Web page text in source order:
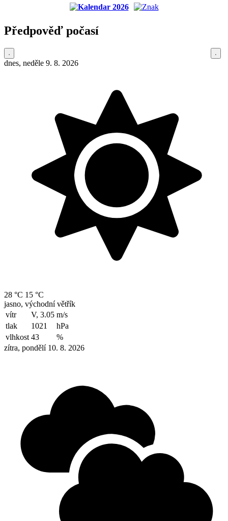
Předpověď počasí
dnes, neděle 9. 8. 2026
28 °C 15 °C
jasno, východní větřík
vítr
V, 3.05 m/s
tlak
1021
hPa
vlhkost 43
%
zítra, pondělí 10. 8. 2026